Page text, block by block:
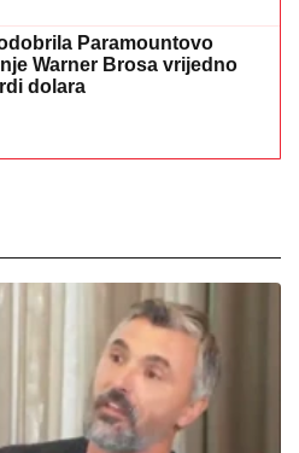
Paramountovo
Warner Brosa vrijedno
dolara